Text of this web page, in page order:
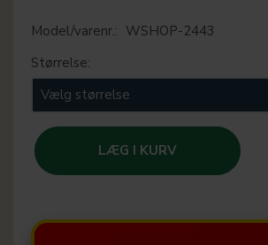
Model/varenr.: WSHOP-2443
Størrelse:
LÆG I KURV